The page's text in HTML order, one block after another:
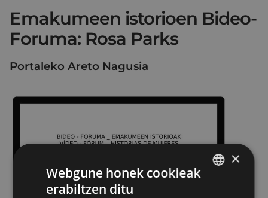
Emakumeen istorioen Bideo-
Foruma: Rosa Parks
Portaleko Areto Nagusia
×
Webgune honek cookieak
erabiltzen ditu